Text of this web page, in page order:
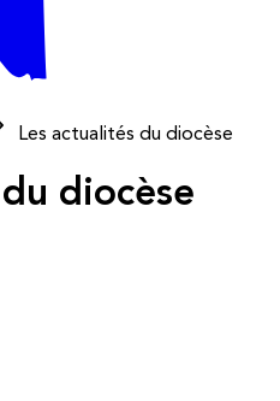
Les actualités du diocèse
diocèse